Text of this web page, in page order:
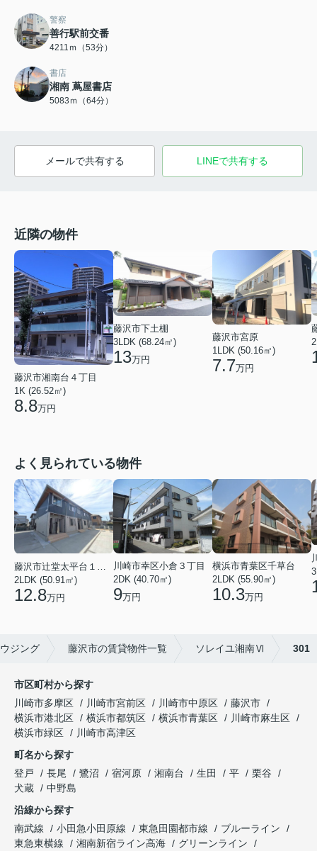
警察
善行駅前交番
4211ｍ（53分）
書店
湘南 蔦屋書店
5083ｍ（64分）
メールで共有する LINEで共有する
近隣の物件
藤沢市湘南台４丁目
1K (26.52㎡)
8.8万円
藤沢市下土棚
3LDK (68.24㎡)
13万円
藤沢市宮原
1LDK (50.16㎡)
7.7万円
よく見られている物件
2LDK (50.91㎡)
12.8万円
川崎市幸区小倉３丁目
2DK (40.70㎡)
9万円
横浜市青葉区千草台
2LDK (55.90㎡)
10.3万円
ジング 藤沢市の賃貸物件一覧 ソレイユ湘南Ⅵ 301
市区町村から探す
川崎市多摩区
川崎市宮前区 川崎市中原区
藤沢市
横浜市港北区
横浜市都筑区 横浜市青葉区
川崎市麻生区
横浜市緑区
川崎市高津区
町名から探す
登戸
長尾 鷺沼 宿河原 湘南台 生田 平
栗谷
犬蔵
中野島
沿線から探す
南武線
小田急小田原線 東急田園都市線
ブルーライン
東急東横線
湘南新宿ライン高海
グリーンライン